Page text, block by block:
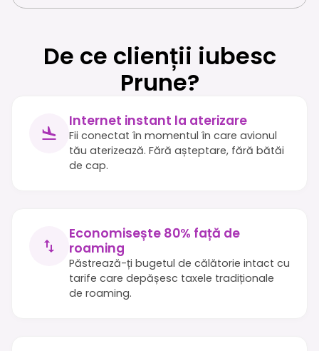
De ce clienții iubesc
Prune?
Internet instant la aterizare
Fii conectat în momentul în care avionul
tău aterizează. Fără așteptare, fără bătăi
de cap.
Economisește 80% față de
roaming
Păstrează-ți bugetul de călătorie intact cu
tarife care depășesc taxele tradiționale
de roaming.